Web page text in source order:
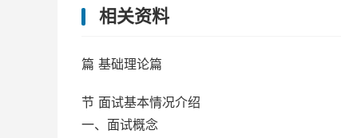
相关资料
篇 基础理论篇
节 面试基本情况介绍
一、面试概念